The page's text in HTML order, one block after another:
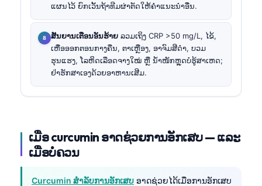
ແຜນໄວ້ ຍົກເວັ້ນຖ້າທີມຜ່າຕັດໃຫ້ຄຳແນະນຳອື່ນ.
ສັນຍານເຕືອນອັນຮ້າຍ ລວມເຖິງ CRP >50 mg/L, ໄຂ້,
ເຫື່ອອອກຕອນກາງຄືນ, ຕາເຫຼືອງ, ອາຈົມສີດຳ, ບວມ
ຮຸນແຮງ, ໂລຫິດເລືອດຈາງໃໝ່ ຫຼື ນ້ຳໜັກຫຼຸດບໍ່ຮູ້ສາເຫດ;
ຢ່າຮັກສາເອງດ້ວຍອາຫານເສີມ.
ເມື່ອ curcumin ອາດຊ່ວຍການອັກເສບ — ແລະ
ເມື່ອບໍ່ຄວນ
Curcumin ສຳລັບການອັກເສບ ອາດຊ່ວຍໄດ້ເມື່ອການອັກເສບ